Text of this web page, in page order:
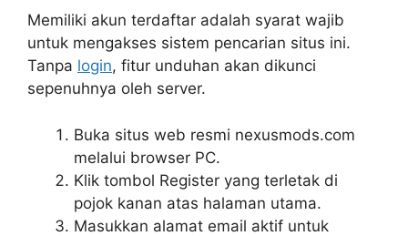
Memiliki akun terdaftar adalah syarat wajib
untuk mengakses sistem pencarian situs ini.
Tanpa login, fitur unduhan akan dikunci
sepenuhnya oleh server.
Buka situs web resmi nexusmods.com
melalui browser PC.
Klik tombol Register yang terletak di
pojok kanan atas halaman utama.
Masukkan alamat email aktif untuk